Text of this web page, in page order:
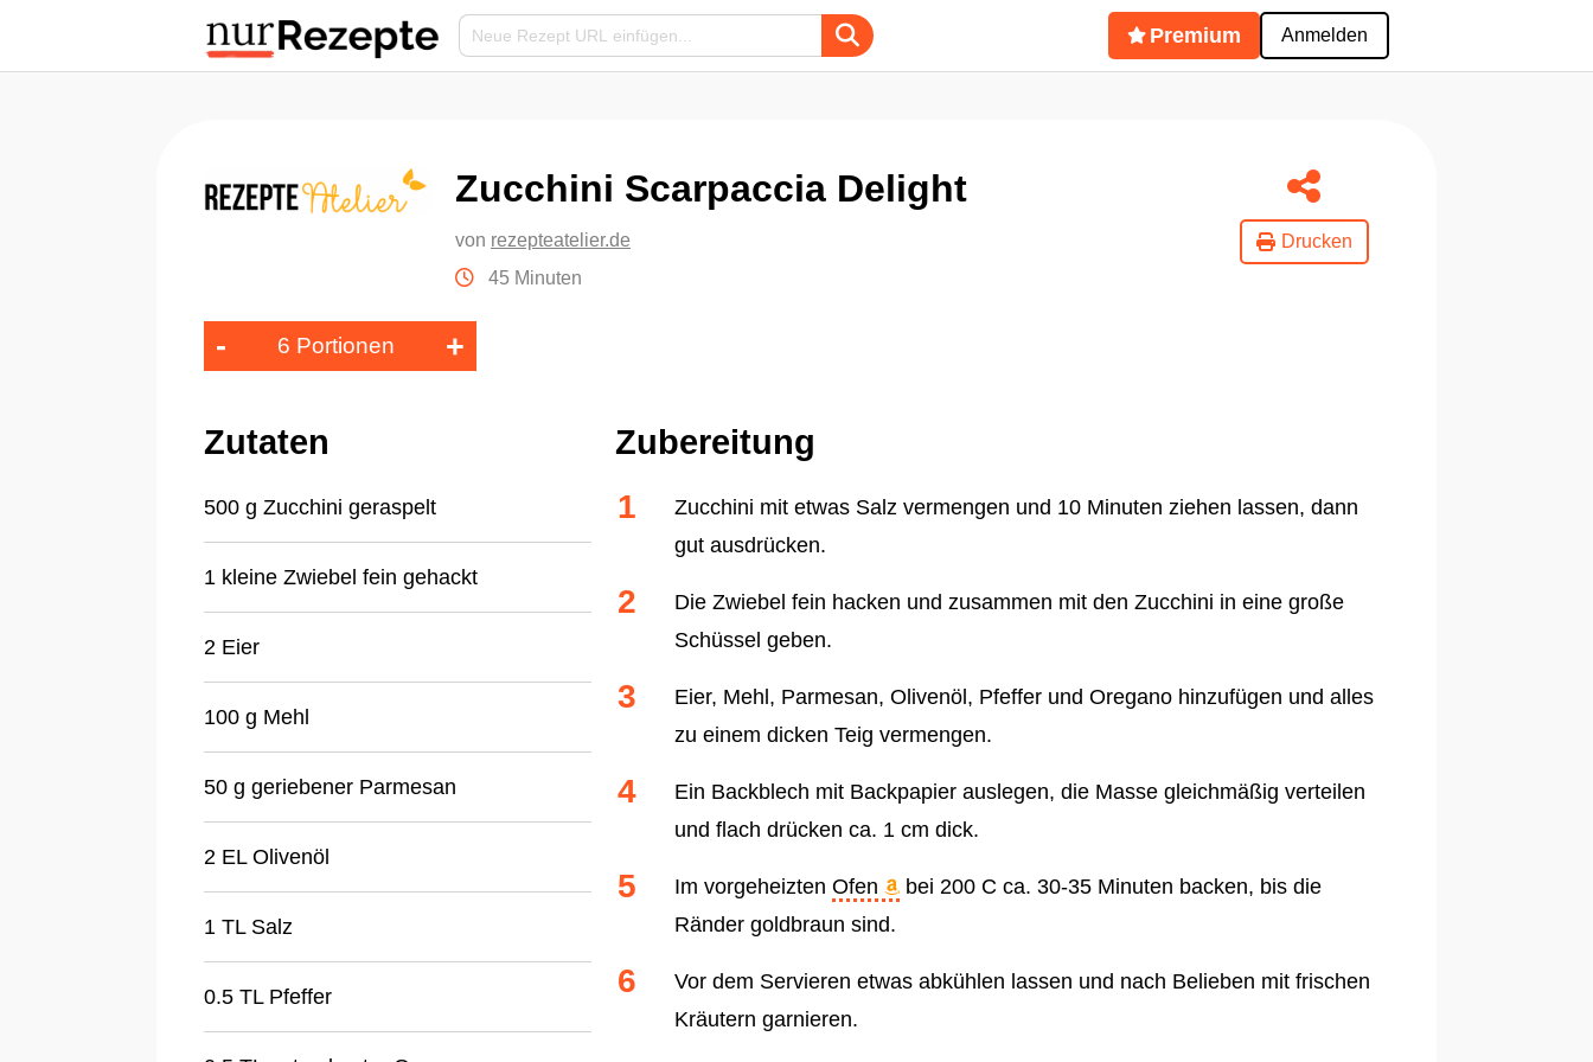
Premium Anmelden
Zucchini Scarpaccia Delight
von rezepteatelier.de
45 Minuten
Drucken
- 6 Portionen +
Zutaten
500 g Zucchini geraspelt
1 kleine Zwiebel fein gehackt
2 Eier
100 g Mehl
50 g geriebener Parmesan
2 EL Olivenöl
1 TL Salz
0.5 TL Pfeffer
Zubereitung
Zucchini mit etwas Salz vermengen und 10 Minuten ziehen lassen, dann
gut ausdrücken.
Die Zwiebel fein hacken und zusammen mit den Zucchini in eine große
Schüssel geben.
Eier, Mehl, Parmesan, Olivenöl, Pfeffer und Oregano hinzufügen und alles
zu einem dicken Teig vermengen.
Ein Backblech mit Backpapier auslegen, die Masse gleichmäßig verteilen
und flach drücken ca. 1 cm dick.
Im vorgeheizten Ofen
bei 200 C ca. 30-35 Minuten backen, bis die
Ränder goldbraun sind.
Vor dem Servieren etwas abkühlen lassen und nach Belieben mit frischen
Kräutern garnieren.